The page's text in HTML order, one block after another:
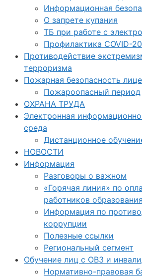
Информационная
О запрете купания
ТБ при работе с
Профилактика COVID-
Противодействие
терроризма
Пожарная безопасность
Пожароопасный период
ОХРАНА ТРУДА
Электронная
среда
Дистанционное
НОВОСТИ
Информация
Разговоры о важном
«Горячая линия» по
работников образования
Информация по
коррупции
Полезные ссылки
Региональный сегмент
Обучение лиц с ОВЗ и
Нормативно-правовая